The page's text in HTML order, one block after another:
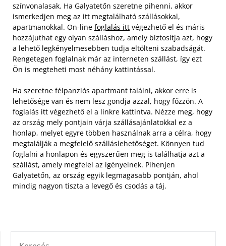
színvonalasak. Ha Galyatetőn szeretne pihenni, akkor
ismerkedjen meg az itt megtalálható szállásokkal,
apartmanokkal. On-line foglalás itt végezhető el és máris
hozzájuthat egy olyan szálláshoz, amely biztosítja azt, hogy
a lehető legkényelmesebben tudja eltölteni szabadságát.
Rengetegen foglalnak már az interneten szállást, így ezt
Ön is megteheti most néhány kattintással.
Ha szeretne félpanziós apartmant találni, akkor erre is
lehetősége van és nem lesz gondja azzal, hogy főzzön. A
foglalás itt végezhető el a linkre kattintva. Nézze meg, hogy
az ország mely pontjain várja szállásajánlatokkal ez a
honlap, melyet egyre többen használnak arra a célra, hogy
megtalálják a megfelelő szálláslehetőséget. Könnyen tud
foglalni a honlapon és egyszerűen meg is találhatja azt a
szállást, amely megfelel az igényeinek. Pihenjen
Galyatetőn, az ország egyik legmagasabb pontján, ahol
mindig nagyon tiszta a levegő és csodás a táj.